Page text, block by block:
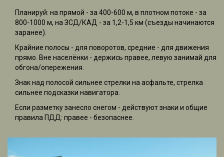
Планируй: на прямой - за 400-600 м, в плотном потоке - за
800-1000 м, на ЗСД/КАД - за 1,2-1,5 км (съезды начинаются
заранее).
Крайние полосы - для поворотов, средние - для движения
прямо. Вне населёнки - держись правее, левую занимай для
обгона/опережения.
Знак над полосой сильнее стрелки на асфальте, стрелка
сильнее подсказки навигатора.
Если разметку занесло снегом - действуют знаки и общие
правила ПДД: правее - безопаснее.